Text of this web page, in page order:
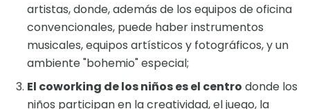
artistas, donde, además de los equipos de oficina
convencionales, puede haber instrumentos
musicales, equipos artísticos y fotográficos, y un
ambiente "bohemio" especial;
El coworking de los niños es el centro donde los
niños participan en la creatividad, el juego, la